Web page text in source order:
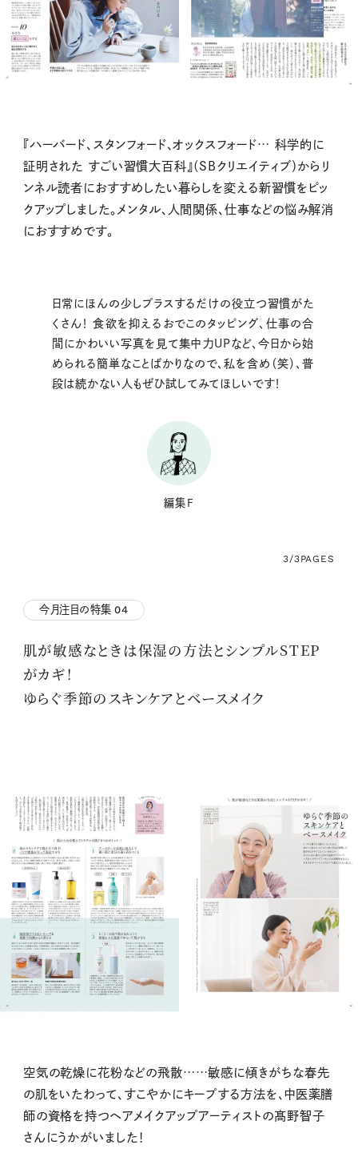
『ハーバード、スタンフォード、オックスフォード… 科学的に
証明された すごい習慣大百科』（SBクリエイティブ）からリ
ンネル読者におすすめしたい暮らしを変える新習慣をピッ
クアップしました。メンタル、人間関係、仕事などの悩み解消
におすすめです。
日常にほんの少しプラスするだけの役立つ習慣がた
くさん！ 食欲を抑えるおでこのタッピング、仕事の合
間にかわいい写真を見て集中力UPなど、今日から始
められる簡単なことばかりなので、私を含め（笑）、普
段は続かない人もぜひ試してみてほしいです！
編集F
3/3PAGES
今月注目の特集 04
肌が敏感なときは保湿の方法とシンプルSTEP
がカギ！
ゆらぐ季節のスキンケアとベースメイク
空気の乾燥に花粉などの飛散……敏感に傾きがちな春先
の肌をいたわって、すこやかにキープする方法を、中医薬膳
師の資格を持つヘアメイクアップアーティストの髙野智子
さんにうかがいました！